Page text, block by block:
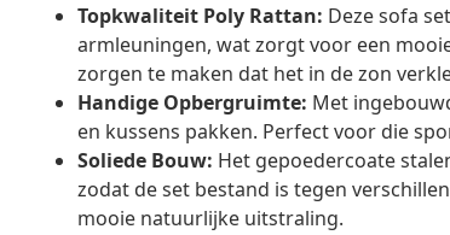
Topkwaliteit Poly Rattan: Deze sofa
armleuningen, wat zorgt voor een
zorgen te maken dat het in de zon
Handige Opbergruimte: Met
en kussens pakken. Perfect voor die
Soliede Bouw: Het gepoedercoate
zodat de set bestand is tegen
mooie natuurlijke uitstraling.